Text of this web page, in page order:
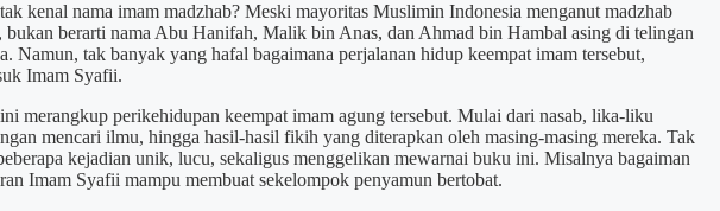
kenal nama imam madzhab? Meski mayoritas Muslimin Indonesia menganut madzhab
bukan berarti nama Abu Hanifah, Malik bin Anas, dan Ahmad bin Hambal asing di telingan
Namun, tak banyak yang hafal bagaimana perjalanan hidup keempat imam tersebut,
Imam Syafii.
merangkup perikehidupan keempat imam agung tersebut. Mulai dari nasab, lika-liku
mencari ilmu, hingga hasil-hasil fikih yang diterapkan oleh masing-masing mereka. Tak
kejadian unik, lucu, sekaligus menggelikan mewarnai buku ini. Misalnya bagaiman
Imam Syafii mampu membuat sekelompok penyamun bertobat.